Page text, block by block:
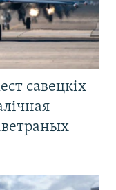
савецкіх